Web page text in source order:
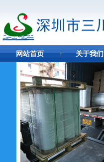
网站首页 关于我们